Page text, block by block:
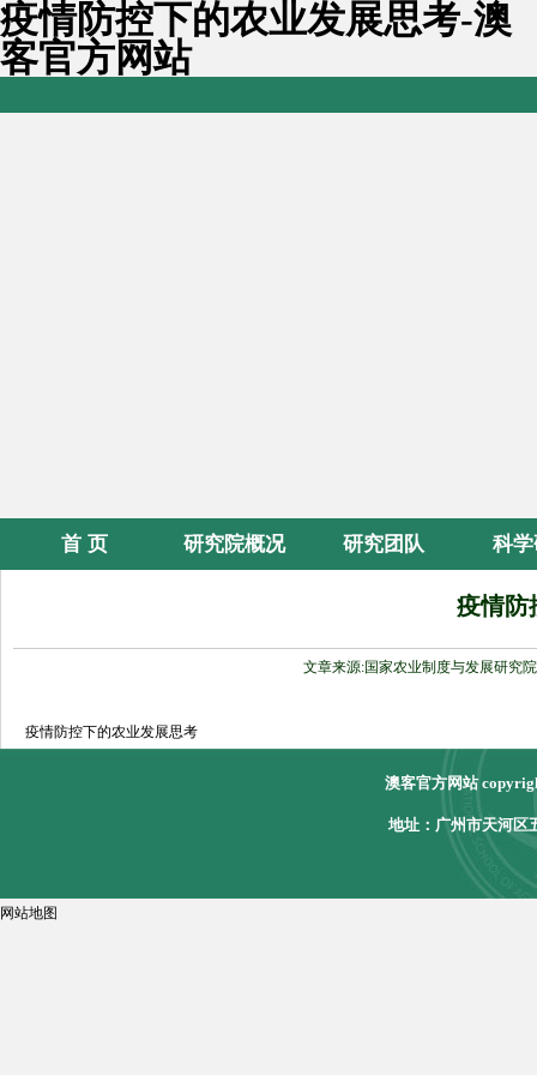
疫情防控下的农业发展思考-澳
客官方网站
首 页 研究院概况 研究团队 科
疫情防
文章来源:国家农业制度与发展研究院
疫情防控下的农业发展思考
澳客官方网站
地址：广州市天河区
网站地图